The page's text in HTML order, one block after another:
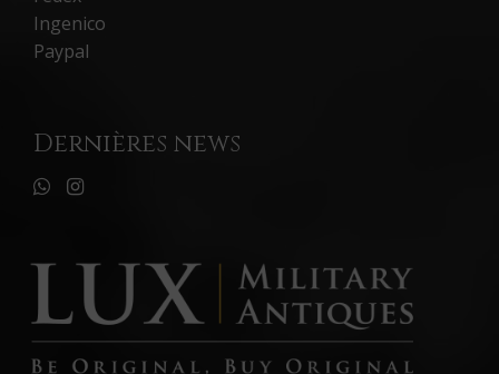
Ingenico
Paypal
Dernières news